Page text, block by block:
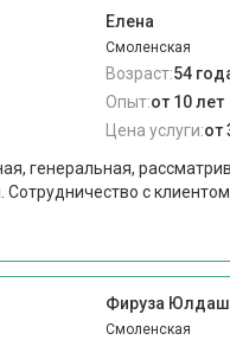
Елена
Смоленская
Возраст:54
Опыт:от 10 лет
Цена услуги:от
генеральная,
с
Фируза
Смоленская